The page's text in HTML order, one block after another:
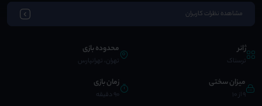
مشاهده نظرات کاربران
ژانر
ترسناک
محدوده بازی
تهران، تهرانپارس
میزان سختی
9 از 10
زمان بازی
90 دقیقه